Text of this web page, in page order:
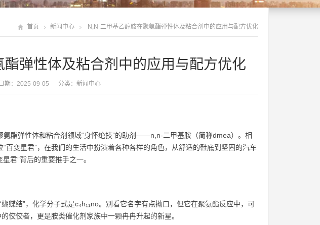
首页 新闻中心 N,n-二甲基乙醇胺在聚氨酯弹性体及粘合剂中的应用与配方优化
弹性体及粘合剂中的应用与配方优化
日期：2025-09-05 分类： 新闻中心
酯弹性体和粘合剂领域“身怀绝技”的助剂——n,n-二甲基胺（简称dmea）。相
百变星君”，在我们的生活中扮演着各种各样的角色，从舒适的鞋底到坚固的汽车
君”背后的重要推手之一。
蝶结”，化学分子式是c₄h₁₁no。别看它名字有点拗口，但它在聚氨酯反应中，可
佼佼者，更是胺类催化剂家族中一颗冉冉升起的新星。